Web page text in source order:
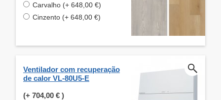
Carvalho (+ 648,00 €)
Cinzento (+ 648,00 €)
Ventilador com recuperação
de calor VL-80U5-E
(+ 704,00 € )